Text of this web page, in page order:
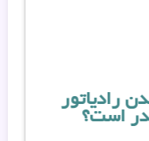
رادیاتور
است؟